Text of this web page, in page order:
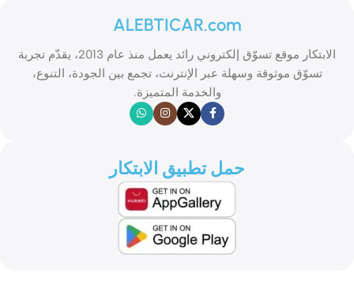
ALEBTICAR.com
الابتكار موقع تسوّق إلكتروني رائد يعمل منذ عام 2013، يقدّم تجربة
تسوّق موثوقة وسهلة عبر الإنترنت، تجمع بين الجودة، التنوع،
والخدمة المتميزة.
حمل تطبيق الابتكار